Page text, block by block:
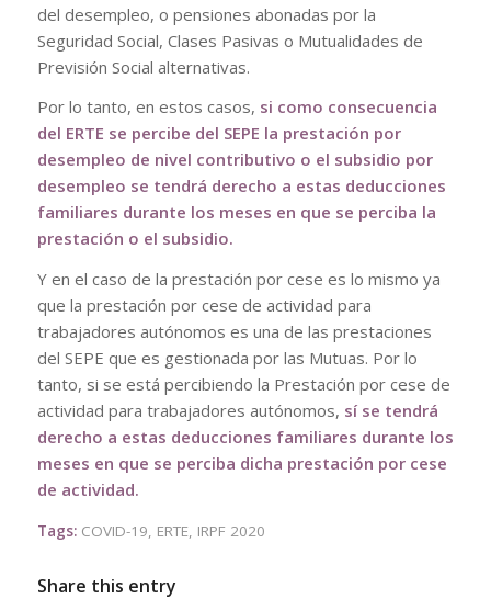
del desempleo, o pensiones abonadas por la
Seguridad Social, Clases Pasivas o Mutualidades de
Previsión Social alternativas.
Por lo tanto, en estos casos, si como consecuencia
del ERTE se percibe del SEPE la prestación por
desempleo de nivel contributivo o el subsidio por
desempleo se tendrá derecho a estas deducciones
familiares durante los meses en que se perciba la
prestación o el subsidio.
Y en el caso de la prestación por cese es lo mismo ya
que la prestación por cese de actividad para
trabajadores autónomos es una de las prestaciones
del SEPE que es gestionada por las Mutuas. Por lo
tanto, si se está percibiendo la Prestación por cese de
actividad para trabajadores autónomos, sí se tendrá
derecho a estas deducciones familiares durante los
meses en que se perciba dicha prestación por cese
de actividad.
Tags: COVID-19, ERTE, IRPF 2020
Share this entry